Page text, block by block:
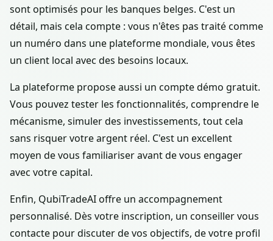
sont optimisés pour les banques belges. C'est un
détail, mais cela compte : vous n'êtes pas traité comme
un numéro dans une plateforme mondiale, vous êtes
un client local avec des besoins locaux.
La plateforme propose aussi un compte démo gratuit.
Vous pouvez tester les fonctionnalités, comprendre le
mécanisme, simuler des investissements, tout cela
sans risquer votre argent réel. C'est un excellent
moyen de vous familiariser avant de vous engager
avec votre capital.
Enfin, QubiTradeAI offre un accompagnement
personnalisé. Dès votre inscription, un conseiller vous
contacte pour discuter de vos objectifs, de votre profil